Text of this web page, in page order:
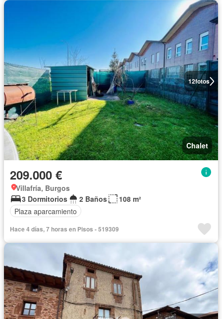
12fotos
Chalet
209.000 €
Villafría, Burgos
3 Dormitorios
2 Baños
108 m²
Plaza aparcamiento
Hace 4 días, 7 horas en Pisos - 519309